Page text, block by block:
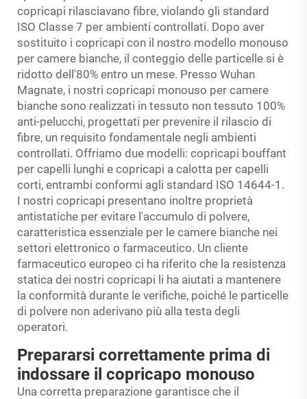
copricapi rilasciavano fibre, violando gli standard
ISO Classe 7 per ambienti controllati. Dopo aver
sostituito i copricapi con il nostro modello monouso
per camere bianche, il conteggio delle particelle si è
ridotto dell'80% entro un mese. Presso Wuhan
Magnate, i nostri copricapi monouso per camere
bianche sono realizzati in tessuto non tessuto 100%
anti-pelucchi, progettati per prevenire il rilascio di
fibre, un requisito fondamentale negli ambienti
controllati. Offriamo due modelli: copricapi bouffant
per capelli lunghi e copricapi a calotta per capelli
corti, entrambi conformi agli standard ISO 14644-1.
I nostri copricapi presentano inoltre proprietà
antistatiche per evitare l'accumulo di polvere,
caratteristica essenziale per le camere bianche nei
settori elettronico o farmaceutico. Un cliente
farmaceutico europeo ci ha riferito che la resistenza
statica dei nostri copricapi li ha aiutati a mantenere
la conformità durante le verifiche, poiché le particelle
di polvere non aderivano più alla testa degli
operatori.
Prepararsi correttamente prima di
indossare il copricapo monouso
Una corretta preparazione garantisce che il